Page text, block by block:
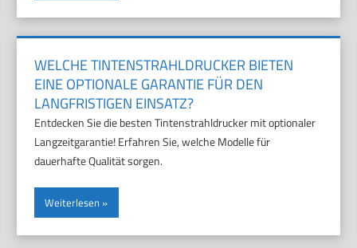
WELCHE TINTENSTRAHLDRUCKER BIETEN
EINE OPTIONALE GARANTIE FÜR DEN
LANGFRISTIGEN EINSATZ?
Entdecken Sie die besten Tintenstrahldrucker mit optionaler
Langzeitgarantie! Erfahren Sie, welche Modelle für
dauerhafte Qualität sorgen.
Weiterlesen